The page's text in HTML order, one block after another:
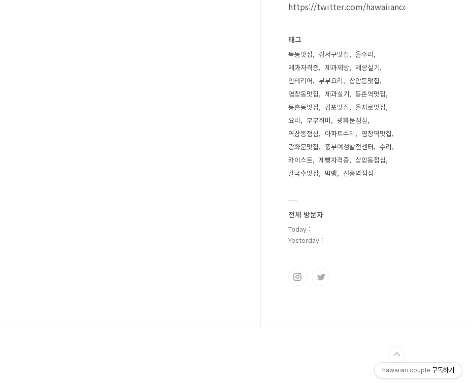
https://twitter.com/hawaiiancouple
태그
목동맛집 강서구맛집
올수리
제과자격증
제과제빵
제빵실기
인테리어
부부요리
상암동맛집
염창동맛집
제과실기
등촌역맛집
등촌동맛집
김포맛집
을지로맛집
요리
부부취미
광화문점심
역삼동점심
아파트수리
염창역맛집
광화문맛집
중부여성발전센터
수리
카이스트
제빵자격증
상암동점심
칼국수맛집
빅뱅 선릉역점심
전체 방문자
Today :
Yesterday :
hawaiian couple 구독하기